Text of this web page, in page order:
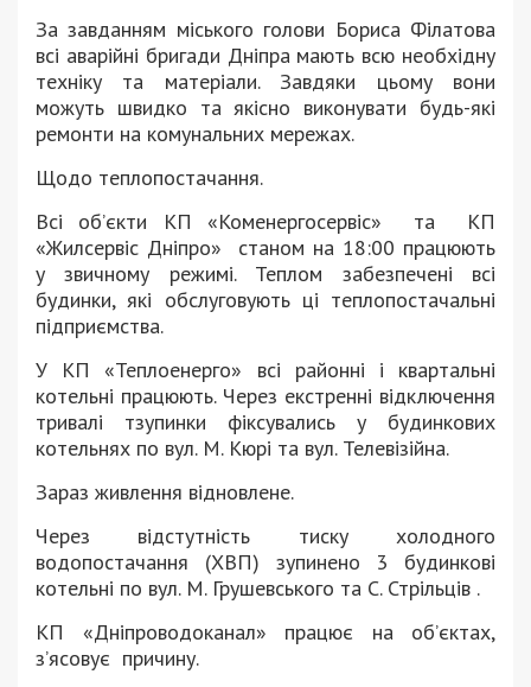
За завданням міського голови Бориса Філатова
всі аварійні бригади Дніпра мають всю необхідну
техніку та матеріали. Завдяки цьому вони
можуть швидко та якісно виконувати будь-які
ремонти на комунальних мережах.
Щодо теплопостачання.
Всі об’єкти КП «Коменергосервіс» та КП
«Жилсервіс Дніпро» станом на 18:00 працюють
у звичному режимі. Теплом забезпечені всі
будинки, які обслуговують ці теплопостачальні
підприємства.
У КП «Теплоенерго» всі районні і квартальні
котельні працюють. Через екстренні відключення
тривалі тзупинки фіксувались у будинкових
котельнях по вул. М. Кюрі та вул. Телевізійна.
Зараз живлення відновлене.
Через відстутність тиску холодного
водопостачання (ХВП) зупинено 3 будинкові
котельні по вул. М. Грушевського та С. Стрільців .
КП «Дніпроводоканал» працює на об’єктах,
з’ясовує причину.